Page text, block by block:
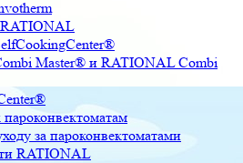
Master® и RATIONAL Combi
за пароконвектоматами
RATIONAL